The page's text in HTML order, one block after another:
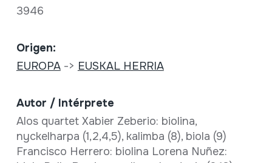
3946
Origen:
EUROPA-> EUSKAL HERRIA
Autor / Intérprete
Alos quartet Xabier Zeberio: biolina,
nyckelharpa (1,2,4,5), kalimba (8), biola (9)
Francisco Herrero: biolina Lorena Nuñez: